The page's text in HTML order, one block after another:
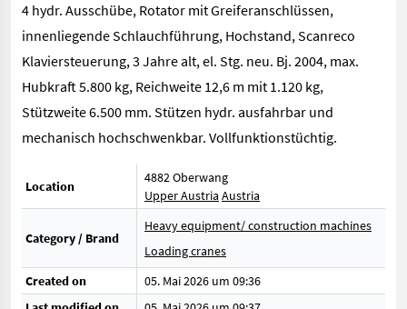
4 hydr. Ausschübe, Rotator mit Greiferanschlüssen,
innenliegende Schlauchführung, Hochstand, Scanreco
Klaviersteuerung, 3 Jahre alt, el. Stg. neu. Bj. 2004, max.
Hubkraft 5.800 kg, Reichweite 12,6 m mit 1.120 kg,
Stützweite 6.500 mm. Stützen hydr. ausfahrbar und
mechanisch hochschwenkbar. Vollfunktionstüchtig.
Location
4882 Oberwang
Upper Austria Austria
Category / Brand
Heavy equipment/ construction machines
Loading cranes
Created on
05. Mai 2026 um 09:36